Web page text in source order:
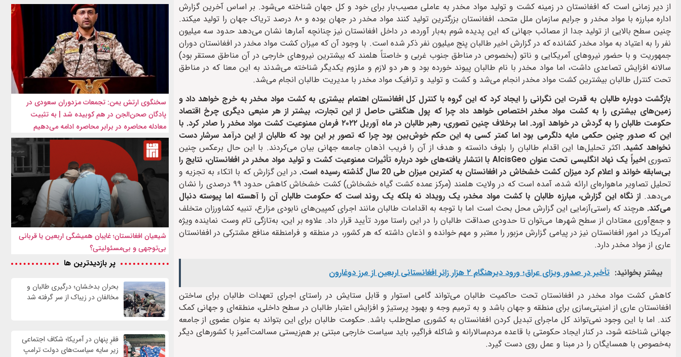
از دیر زمانی است که افغانستان در زمینه کشت و تولید مواد مخدر به عاملی مصیب‌بار برای خود و کل جهان شناخته می‌شود. بر اساس آخرین گزار‌ش
اداره مبارزه با مواد مخدر و جرایم سازمان ملل متحد، افغانستان بزرگترین تولید کنند مواد مخدر در جهان بوده و ۸۰ درصد تریاک جهان را تولید میکند.
چنین سطح بالایی از تولید جدا از مصائب جهانی که این پدیده شوم به‌بار آورده، در داخل افغانستان نیز چنانچه آمارها نشان می‌دهد حدود سه میلیون
نفر را به اعتیاد به مواد مخدر کشانده که در گزارش اخیر طالبان پنج میلیون نفر ذکر شده است. با وجود آن که میزان کشت مواد مخدر در افغانستان دوران
جمهوریت و با حضور نیروهای آمریکایی و ناتو (بخصوص در مناطق جنوب غربی و خاصتاً هلمند که بیشترین نیروهای خارجی در آن مناطق مستقر بود)
سالانه افزایش تصاعدی داشت، اما مواد مخدر با نام طالبان پیوند خورده بود و هر دو لازم و ملزوم یکدیگر شناخته می‌شدند به این معنا که در مناطق
تحت کنترل طالبان بیشترین کشت مواد مخدر انجام می‌شد و کشت و تولید و ترافیک مواد مخدر با مدیریت طالبان انجام می‌شد.
بازگشت دوباره طالبان به قدرت این نگرانی را ایجاد کرد که این گروه با کنترل کل افغانستان اهتمام بیشتری به کشت مواد مخدر به خرج خواهد داد و
زمین‌های بیشتری را به کشت مواد مخدر اختصاص خواهد داد چرا که پول هنگفتی حاصل از این تجارت، بیشتر از هر منبعی دیگری چرخ اقتصاد
حکومت طالبان را به گردش در خواهد آورد. اما برخلاف چنین تصوری، رهبر طالبان در ماه آوریل ۲۰۲۲ فرمان ممنوعیت کشت مواد مخدر را صادر کرد. با
این که صدور چنین حکمی مایه دلگرمی بود اما کمتر کسی به این حکم خوش‌بین بود چرا که تصور بر این بود که طالبان از این درآمد سرشار دست
نخواهد کشید. اکثر تحلیل‌ها این اقدام طالبان را بلوف دانسته و هدف از آن را فریب اذهان جامعه جهانی بیان می‌کردند. با این حال برعکس چنین
تصوری
اخیراً یک نهاد انگلیسی تحت عنوان AlcisGeo با انتشار یافته‌های خود درباره تأثیرات ممنوعیت کشت و تولید مواد مخدر در افغانستان، نتایج را
بی‌سابقه خواند و اعلام کرد میزان کشت خشخاش در افغانستان به کمترین میزان طی 20 سال گذشته رسیده است.
در این گزارش که با اتکاء به تجزیه و
تحلیل تصاویر ماهواره‌ای ارائه شده، آمده است که در ولایت هلمند (مرکز عمده کشت گیاه خشخاش) کشت خشخاش کاهش حدود ۹۹ درصدی را نشان
می‌دهد. از نگاه این گزارش، مبارزه طالبان با کشت مواد مخدر، یک رویداد نه بلکه یک روند است که حکومت طالبان آن را آهسته اما پیوسته دنبال
می‌کند. هرچند که راستی‌آزمایی این گزارش محل بحث است اما با توجه به اقدامات طالبان مانند اجرای کمپین‌های نابودی مزارع، تنبیه کشاورزان متخلف
و جمع‌آوری معتادان از سطح شهر‌ها می‌توان تا حدودی صداقت طالبان را در این راستا مورد تأیید قرار داد. علاوه بر این، به‌تازگی‌ تام وست نماینده ویژه
آمریکا در امور افغانستان نیز در پیامی گزارش مزبور را معتبر و مهم خوانده و اذعان داشته که هر کشور، در منطقه و فرامنطقه منافع مشترکی در افغانستان
عاری از مواد مخدر دارد.
بیشتر بخوانید: تأخیر در صدور ویزای عراق؛ ورود دیرهنگام ۲ هزار زائر افغانستانی اربعین از مرز دوغارون
کاهش کشت مواد مخدر در افغانستان تحت حاکمیت طالبان می‌تواند گامی استوار و قابل ستایش در راستای اجرای تعهدات طالبان برای ساختن
افغانستان عاری از امنیتی‌سازی برای منطقه و جهان باشد و به ترمیم وجه و بهبود پرستیژ و افزایش اعتبار طالبان در سطح داخلی، منطقه‌ای و جهانی کمک
کند.‌ اما با این وجود نمی‌تواند کل ماجرای تبدیل کردن افغانستان به کشوری صلح‌طلب باشد. حکومت طالبان برای این بتواند به عنوان عضوی از جامعه
جهانی شناخته شود، در کنار ایجاد حکومتی با قاعده مردم‌سالارانه و شاکله فراگیر، باید سیاست خارجی مبتنی بر هم‌زیستی مسالمت‌آمیز با کشورهای دیگر
به‌خصوص با همسایگان را در مبنا و عمل روی دست گیرد.
سخنگوی ارتش یمن: تجمعات مزدوران سعودی در
پادگان صحن‌الجن در هم کوبیده شد | به تثبیت
معادله محاصره در برابر محاصره ادامه می‌دهیم
شیعیان افغانستان؛ غایبان همیشگی اربعین یا قربانی
بی‌توجهی و بی‌مسئولیتی؟
پر بازدیدترین ها
بحران بدخشان؛ درگیری طالبان و
مخالفان در زیباک از سر گرفته شد
فقرِ پنهان در آمریکا؛ شکاف اجتماعی
زیر سایه سیاست‌های دولت ترامپ